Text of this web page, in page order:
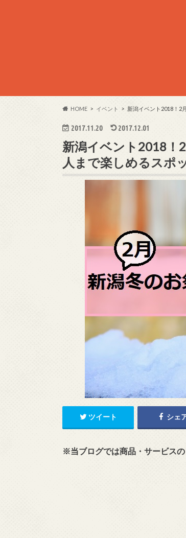
HOME イベント 新潟イベント2018！2
2017.11.20 2017.12.01
新潟イベント2018！
人まで楽しめるスポ
ツイート シェ
※当ブログでは商品・サービスの